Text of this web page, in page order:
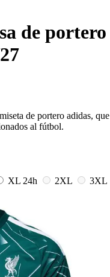
de portero
de portero adidas, que
al fútbol.
XL 24h 2XL
3XL